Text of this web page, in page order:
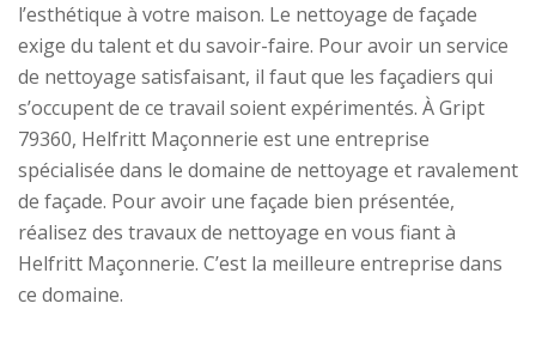
l’esthétique à votre maison. Le nettoyage de façade
exige du talent et du savoir-faire. Pour avoir un service
de nettoyage satisfaisant, il faut que les façadiers qui
s’occupent de ce travail soient expérimentés. À Gript
79360, Helfritt Maçonnerie est une entreprise
spécialisée dans le domaine de nettoyage et ravalement
de façade. Pour avoir une façade bien présentée,
réalisez des travaux de nettoyage en vous fiant à
Helfritt Maçonnerie. C’est la meilleure entreprise dans
ce domaine.